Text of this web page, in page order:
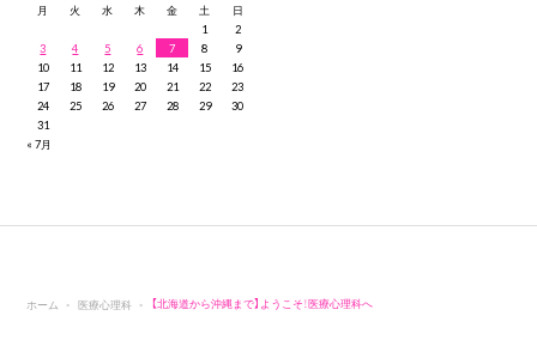
月 火 水 木 金 土
日
1
2
3
4 5 6 7 8
9
10
11 12 13 14 15
16
17
18 19 20 21 22
23
24
25 26 27 28 29
30
31
« 7月
ホーム 医療心理科 【北海道から沖縄まで】ようこそ！医療心理科へ